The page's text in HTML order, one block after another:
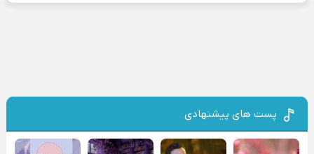
پست های پیشنهادی